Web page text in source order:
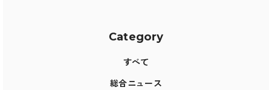
Category
すべて
総合ニュース